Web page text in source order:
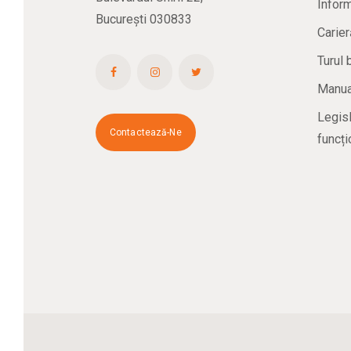
București 030833
Contactează-Ne
Turul